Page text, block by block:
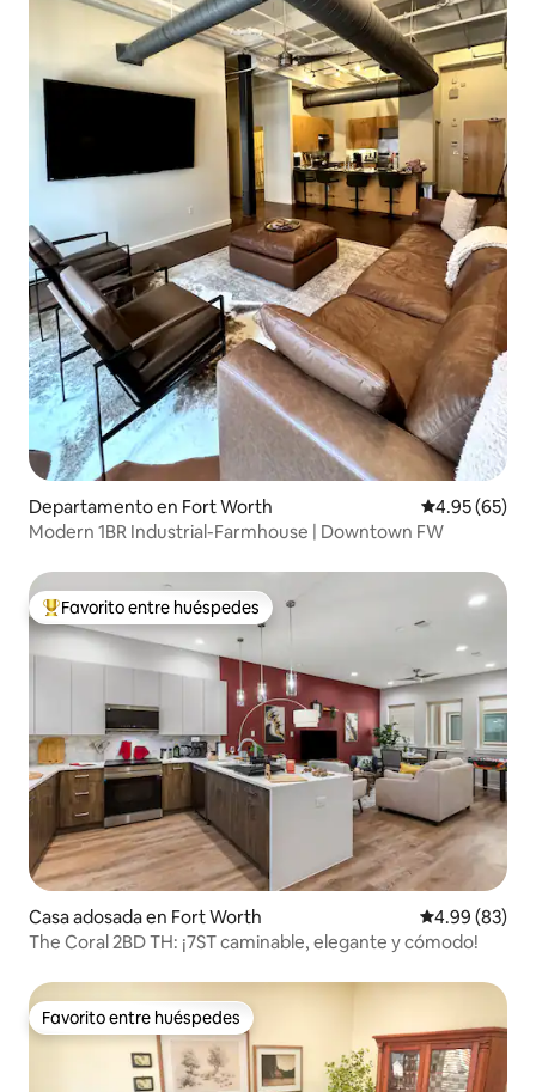
Departamento en Fort Worth Calificación
4.95 (65)
Modern 1BR Industrial-Farmhouse | Downtown FW
De los mejores en Favorito entre huéspedes
Favorito entre huéspedes
Casa adosada en Fort Worth Calificación
4.99 (83)
The Coral 2BD TH: ¡7ST caminable, elegante y cómodo!
Favorito entre huéspedes
Favorito entre huéspedes